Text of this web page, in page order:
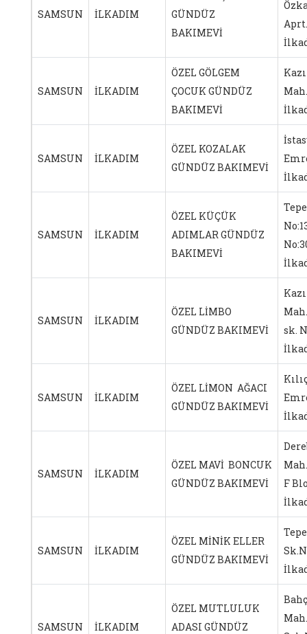
SAMSUN İLKADIM
GÜNDÜZ
BAKIMEVİ
SAMSUN İLKADIM
ÖZEL GÖLGEM
ÇOCUK GÜNDÜZ
BAKIMEVİ
SAMSUN İLKADIM
ÖZEL KOZALAK
GÜNDÜZ BAKIMEVİ
SAMSUN İLKADIM
ÖZEL KÜÇÜK
ADIMLAR GÜNDÜZ
BAKIMEVİ
SAMSUN İLKADIM
ÖZEL LİMBO
GÜNDÜZ BAKIMEVİ
sk.
SAMSUN İLKADIM
ÖZEL LİMON AĞACI
GÜNDÜZ BAKIMEVİ
SAMSUN İLKADIM
ÖZEL MAVİ BONCUK
GÜNDÜZ BAKIMEVİ
F
SAMSUN İLKADIM
ÖZEL MİNİK ELLER
GÜNDÜZ BAKIMEVİ
SAMSUN İLKADIM
ÖZEL MUTLULUK
ADASI GÜNDÜZ